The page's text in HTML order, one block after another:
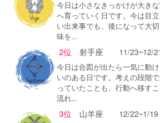
今日は小さなきっかけが大きな
へ育っていく日です。今は目
い出来事でも、後になって大
味を...
2位 射手座 11/23~12/
今日は合図が出たら一気に動
いのある日です。考えの段階で
っていたことも、行動へ移す
流れ...
3位 山羊座 12/22~1/19